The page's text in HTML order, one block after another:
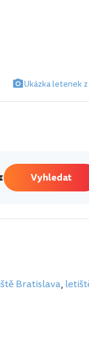
Ukázka letenek z
Vyhledat
Bratislava,